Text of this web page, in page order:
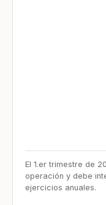
El 1.er trimestre de
operación y debe
ejercicios anuales.